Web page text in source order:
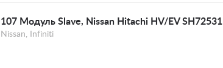
107 Модуль Slave, Nissan Hitachi HV/EV SH72531
Nissan, Infiniti